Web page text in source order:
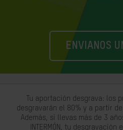
ENVIANOS
Tu aportación desgrava: los
desgravarán el 80% y a partir
Además, si llevas más de 3
INTERMÓN, tu